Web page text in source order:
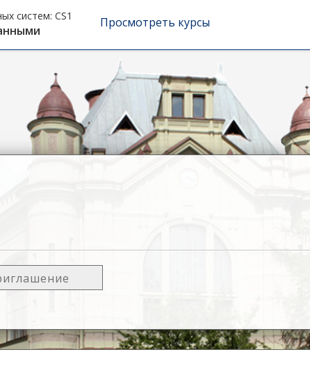
систем: CS1 Просмотреть курсы